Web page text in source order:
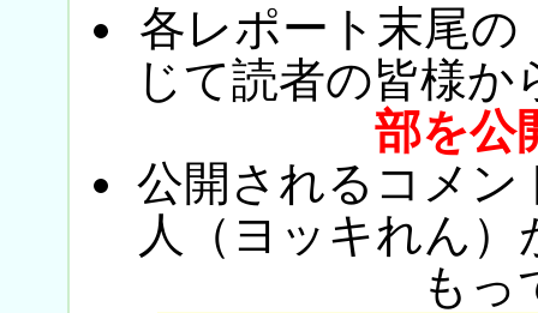
各レポート末尾の
じて読者の皆様か
部を公
公開されるコメン
人（ヨッキれん
もっ